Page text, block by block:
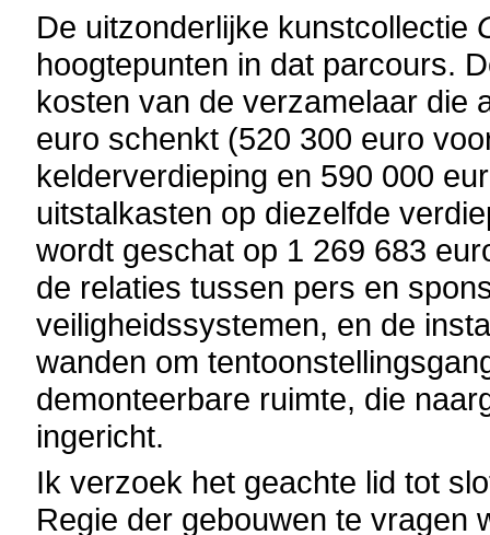
De uitzonderlijke kunstcollectie
hoogtepunten in dat parcours.
kosten van de verzamelaar die
euro schenkt (520 300 euro
kelderverdieping en 590 000
uitstalkasten op diezelfde
wordt geschat op 1 269 683
de relaties tussen pers en
veiligheidssystemen, en de
wanden om
demonteerbare ruimte, die
ingericht.
Ik verzoek het geachte lid tot
Regie der gebouwen te vragen